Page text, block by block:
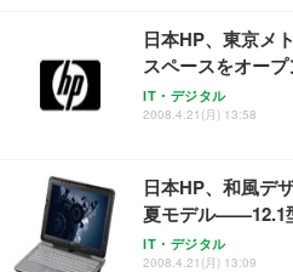
日本HP、東京メ
スペースをオープ
IT・デジタル
2008.4.21(月) 13:58
日本HP、和風デ
夏モデル——12.1
IT・デジタル
2008.4.21(月) 13:09